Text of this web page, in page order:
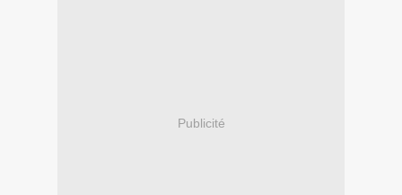
Publicité